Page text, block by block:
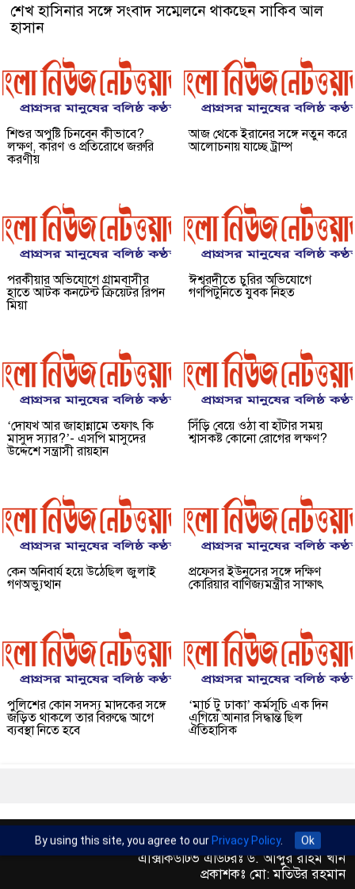
শেখ হাসিনার সঙ্গে সংবাদ সম্মেলনে থাকছেন সাকিব আল
হাসান
শিশুর অপুষ্টি চিনবেন কীভাবে?
লক্ষণ, কারণ ও প্রতিরোধে জরুরি
করণীয়
আজ থেকে ইরানের সঙ্গে নতুন করে
আলোচনায় যাচ্ছে ট্রাম্প
পরকীয়ার অভিযোগে গ্রামবাসীর
হাতে আটক কনটেন্ট ক্রিয়েটর রিপন
মিয়া
ঈশ্বরদীতে চুরির অভিযোগে
গণপিটুনিতে যুবক নিহত
‘দোযখ আর জাহান্নামে তফাৎ কি
মাসুদ স্যার?’- এসপি মাসুদের
উদ্দেশে সন্ত্রাসী রায়হান
সিঁড়ি বেয়ে ওঠা বা হাঁটার সময়
শ্বাসকষ্ট কোনো রোগের লক্ষণ?
কেন অনিবার্য হয়ে উঠেছিল জুলাই
গণঅভ্যুত্থান
প্রফেসর ইউনূসের সঙ্গে দক্ষিণ
কোরিয়ার বাণিজ্যমন্ত্রীর সাক্ষাৎ
পুলিশের কোন সদস্য মাদকের সঙ্গে
জড়িত থাকলে তার বিরুদ্ধে আগে
ব্যবস্থা নিতে হবে
‘মার্চ টু ঢাকা’ কর্মসূচি এক দিন
এগিয়ে আনার সিদ্ধান্ত ছিল
ঐতিহাসিক
সম্পাদকঃ মো: ফারুক হোসেইন
এক্সিকিউটিভ এডিটরঃ ড. আব্দুর রহিম খান
প্রকাশকঃ মো: মতিউর রহমান
By using this site, you agree to ourPrivacy Policy. Ok